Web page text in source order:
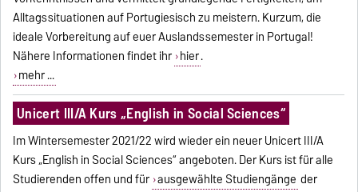
Alltagssituationen auf Portugiesisch zu meistern. Kurzum, die
ideale Vorbereitung auf euer Auslandssemester in Portugal!
Nähere Informationen findet ihr hier.
mehr ...
Unicert III/A Kurs „English in Social Sciences“
Im Wintersemester 2021/22 wird wieder ein neuer Unicert III/A
Kurs „English in Social Sciences“ angeboten. Der Kurs ist für alle
Studierenden offen und für ausgewählte Studiengänge der